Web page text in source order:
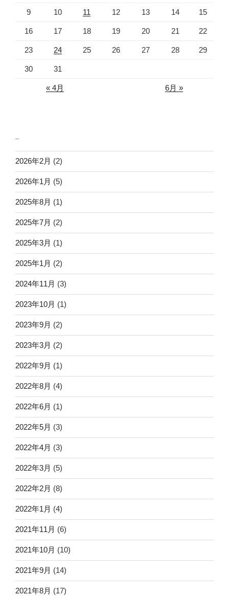
9 10 11 12 13 14 15
16 17 18 19 20 21 22
23 24 25 26 27 28 29
30 31
« 4月 6月 »
2026年2月 (2)
2026年1月 (5)
2025年8月 (1)
2025年7月 (2)
2025年3月 (1)
2025年1月 (2)
2024年11月 (3)
2023年10月 (1)
2023年9月 (2)
2023年3月 (2)
2022年9月 (1)
2022年8月 (4)
2022年6月 (1)
2022年5月 (3)
2022年4月 (3)
2022年3月 (5)
2022年2月 (8)
2022年1月 (4)
2021年11月 (6)
2021年10月 (10)
2021年9月 (14)
2021年8月 (17)